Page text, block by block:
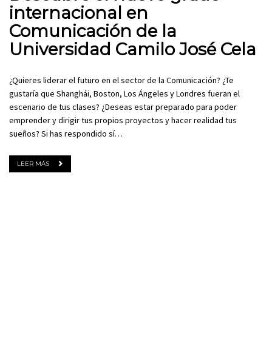
internacional en
Comunicación de la
Universidad Camilo José Cela
¿Quieres liderar el futuro en el sector de la Comunicación? ¿Te
gustaría que Shanghái, Boston, Los Ángeles y Londres fueran el
escenario de tus clases? ¿Deseas estar preparado para poder
emprender y dirigir tus propios proyectos y hacer realidad tus
sueños? Si has respondido sí…
LEER MÁS